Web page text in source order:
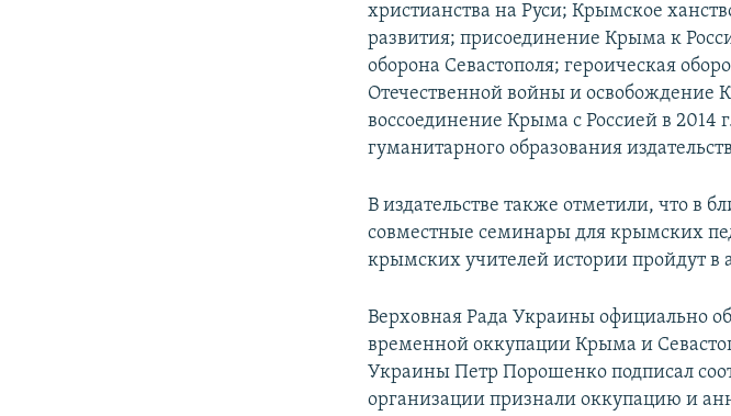
христианства на Руси; Крымское
развития; присоединение Крыма к
оборона Севастополя; героическая
Отечественной войны и освобождение
воссоединение Крыма с Россией в 2014
гуманитарного образования
В издательстве также отметили, что в
совместные семинары для крымских
крымских учителей истории пройдут в
Верховная Рада Украины официально
временной оккупации Крыма и
Украины Петр Порошенко подписал
организации признали оккупацию и